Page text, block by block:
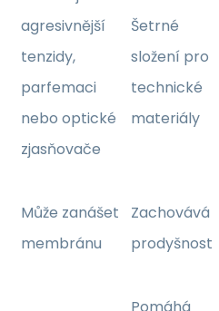
agresivnější
tenzidy,
parfemaci
nebo optické
zjasňovače
Šetrné
složení pro
technické
materiály
Může zanášet
membránu
Zachovává
prodyšnost
Pomáhá